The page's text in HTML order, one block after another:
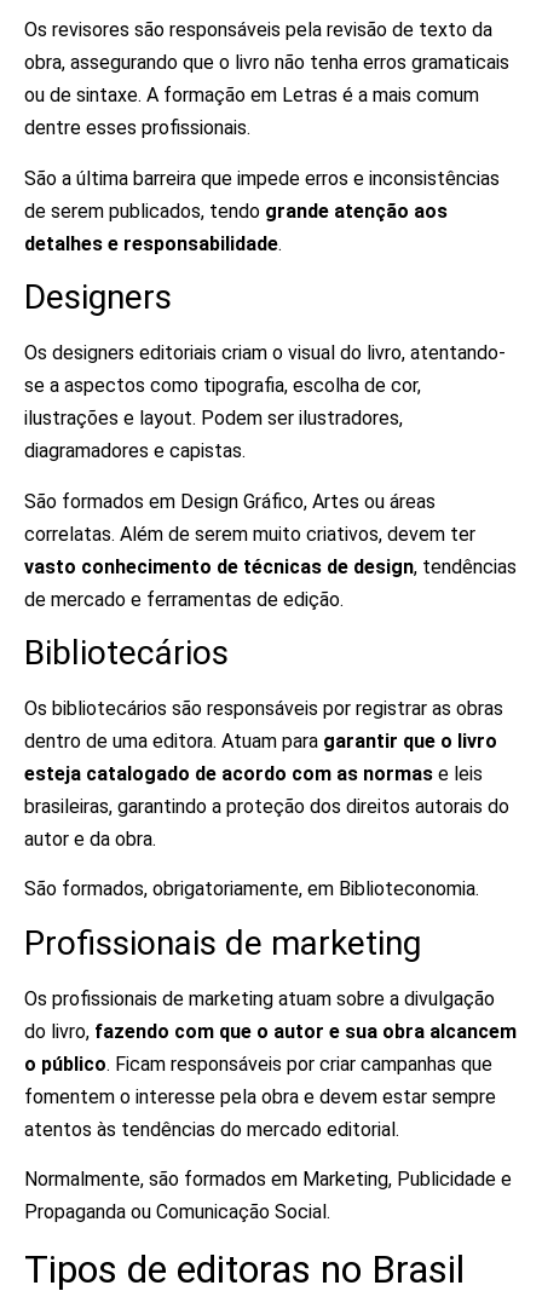
Os revisores são responsáveis pela revisão de texto da
obra, assegurando que o livro não tenha erros gramaticais
ou de sintaxe. A formação em Letras é a mais comum
dentre esses profissionais.
São a última barreira que impede erros e inconsistências
de serem publicados, tendo grande atenção aos
detalhes e responsabilidade.
Designers
Os designers editoriais criam o visual do livro, atentando-
se a aspectos como tipografia, escolha de cor,
ilustrações e layout. Podem ser ilustradores,
diagramadores e capistas.
São formados em Design Gráfico, Artes ou áreas
correlatas. Além de serem muito criativos, devem ter
vasto conhecimento de técnicas de design, tendências
de mercado e ferramentas de edição.
Bibliotecários
Os bibliotecários são responsáveis por registrar as obras
dentro de uma editora. Atuam para garantir que o livro
esteja catalogado de acordo com as normas e leis
brasileiras, garantindo a proteção dos direitos autorais do
autor e da obra.
São formados, obrigatoriamente, em Biblioteconomia.
Profissionais de marketing
Os profissionais de marketing atuam sobre a divulgação
do livro, fazendo com que o autor e sua obra alcancem
o público. Ficam responsáveis por criar campanhas que
fomentem o interesse pela obra e devem estar sempre
atentos às tendências do mercado editorial.
Normalmente, são formados em Marketing, Publicidade e
Propaganda ou Comunicação Social.
Tipos de editoras no Brasil